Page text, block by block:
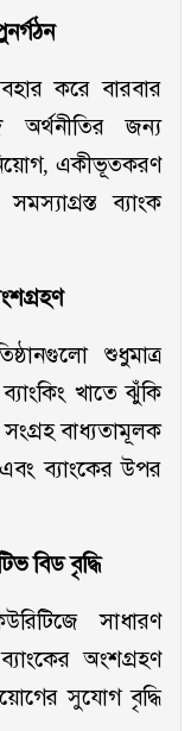
করে বারবার
অর্থনীতির জন্য
একীভূতকরণ
ব্যাংক
শুধুমাত্র
খাতে ঝুঁকি
বাধ্যতামূলক
ব্যাংকের উপর
বিড বৃদ্ধি
সাধারণ
অংশগ্রহণ
সুযোগ বৃদ্ধি